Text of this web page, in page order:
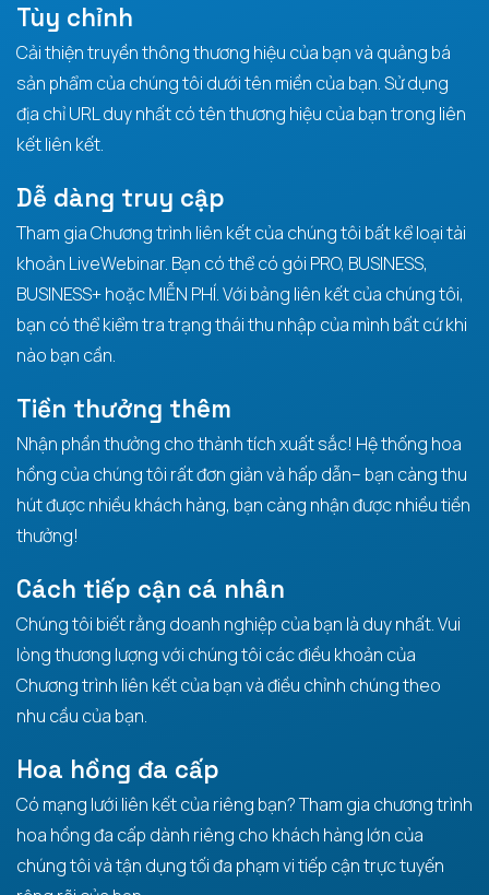
Tùy chỉnh
Cải thiện truyền thông thương hiệu của bạn và quảng bá
sản phẩm của chúng tôi dưới tên miền của bạn. Sử dụng
địa chỉ URL duy nhất có tên thương hiệu của bạn trong liên
kết liên kết.
Dễ dàng truy cập
Tham gia Chương trình liên kết của chúng tôi bất kể loại tài
khoản LiveWebinar. Bạn có thể có gói PRO, BUSINESS,
BUSINESS+ hoặc MIỄN PHÍ. Với bảng liên kết của chúng tôi,
bạn có thể kiểm tra trạng thái thu nhập của mình bất cứ khi
nào bạn cần.
Tiền thưởng thêm
Nhận phần thưởng cho thành tích xuất sắc! Hệ thống hoa
hồng của chúng tôi rất đơn giản và hấp dẫn– bạn càng thu
hút được nhiều khách hàng, bạn càng nhận được nhiều tiền
thưởng!
Cách tiếp cận cá nhân
Chúng tôi biết rằng doanh nghiệp của bạn là duy nhất. Vui
lòng thương lượng với chúng tôi các điều khoản của
Chương trình liên kết của bạn và điều chỉnh chúng theo
nhu cầu của bạn.
Hoa hồng đa cấp
Có mạng lưới liên kết của riêng bạn? Tham gia chương trình
hoa hồng đa cấp dành riêng cho khách hàng lớn của
chúng tôi và tận dụng tối đa phạm vi tiếp cận trực tuyến